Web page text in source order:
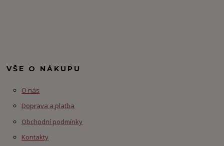
VŠE O NÁKUPU
O nás
Doprava a platba
Obchodní podmínky
Kontakty